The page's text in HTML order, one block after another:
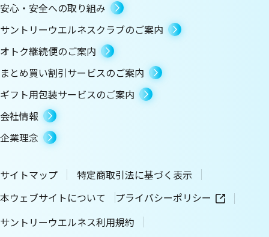
安心・安全への取り組み
サントリーウエルネスクラブのご案内
オトク継続便のご案内
まとめ買い割引サービスのご案内
ギフト用包装サービスのご案内
会社情報
企業理念
サイトマップ
特定商取引法に基づく表示
本ウェブサイトについて
プライバシーポリシー
サントリーウエルネス利用規約